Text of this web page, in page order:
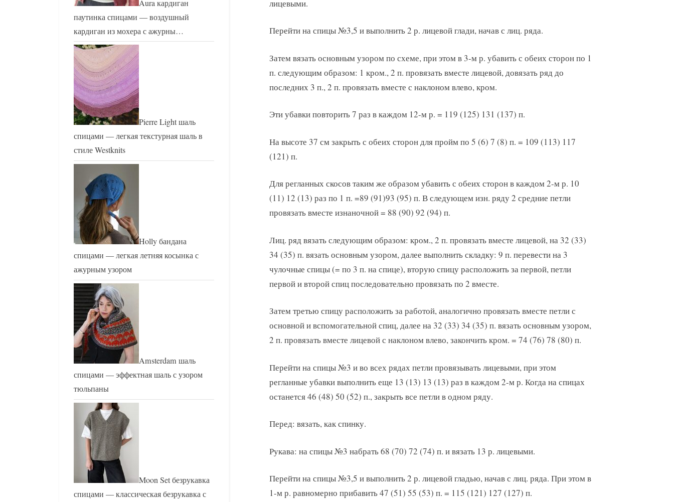
лицевыми.
Перейти на спицы №3,5 и выполнить 2 р. лицевой глади, начав с лиц. ряда.
Затем вязать основным узором по схеме, при этом в 3-м р. убавить с обеих сторон по 1
п. следующим образом: 1 кром., 2 п. провязать вместе лицевой, довязать ряд до
последних 3 п., 2 п. провязать вместе с наклоном влево, кром.
Эти убавки повторить 7 раз в каждом 12-м р. = 119 (125) 131 (137) п.
На высоте 37 см закрыть с обеих сторон для пройм по 5 (6) 7 (8) п. = 109 (113) 117
(121) п.
Для регланных скосов таким же образом убавить с обеих сторон в каждом 2-м р. 10
(11) 12 (13) раз по 1 п. =89 (91)93 (95) п. В следующем изн. ряду 2 средние петли
провязать вместе изнаночной = 88 (90) 92 (94) п.
Лиц. ряд вязать следующим образом: кром., 2 п. провязать вместе лицевой, на 32 (33)
34 (35) п. вязать основным узором, далее выполнить складку: 9 п. перевести на 3
чулочные спицы (= по 3 п. на спице), вторую спицу расположить за первой, петли
первой и второй спиц последовательно провязать по 2 вместе.
Затем третью спицу расположить за работой, аналогично провязать вместе петли с
основной и вспомогательной спиц, далее на 32 (33) 34 (35) п. вязать основным узором,
2 п. провязать вместе лицевой с наклоном влево, закончить кром. = 74 (76) 78 (80) п.
Перейти на спицы №3 и во всех рядах петли провязывать лицевыми, при этом
регланные убавки выполнить еще 13 (13) 13 (13) раз в каждом 2-м р. Когда на спицах
останется 46 (48) 50 (52) п., закрыть все петли в одном ряду.
Перед: вязать, как спинку.
Рукава: на спицы №3 набрать 68 (70) 72 (74) п. и вязать 13 р. лицевыми.
Перейти на спицы №3,5 и выполнить 2 р. лицевой гладью, начав с лиц. ряда. При этом в
1-м р. равномерно прибавить 47 (51) 55 (53) п. = 115 (121) 127 (127) п.
Aura кардиган
паутинка спицами — воздушный
кардиган из мохера с ажурны…
Pierre Light шаль
спицами — легкая текстурная шаль в
стиле Westknits
Holly бандана
спицами — легкая летняя косынка с
ажурным узором
Amsterdam шаль
спицами — эффектная шаль с узором
тюльпаны
Moon Set безрукавка
спицами — классическая безрукавка с